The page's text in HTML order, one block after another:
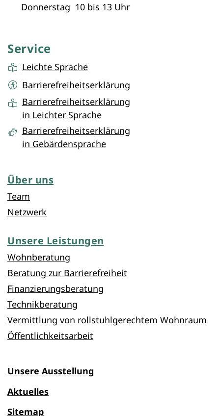
Donnerstag 10 bis 13 Uhr
Service
Leichte Sprache
Barrierefreiheitserklärung
Barrierefreiheitserklärung
in Leichter Sprache
Barrierefreiheitserklärung
in Gebärdensprache
Über uns
Team
Netzwerk
Unsere Leistungen
Wohnberatung
Beratung zur Barrierefreiheit
Finanzierungsberatung
Technikberatung
Vermittlung von rollstuhlgerechtem Wohnraum
Öffentlichkeitsarbeit
Unsere Ausstellung
Aktuelles
Sitemap